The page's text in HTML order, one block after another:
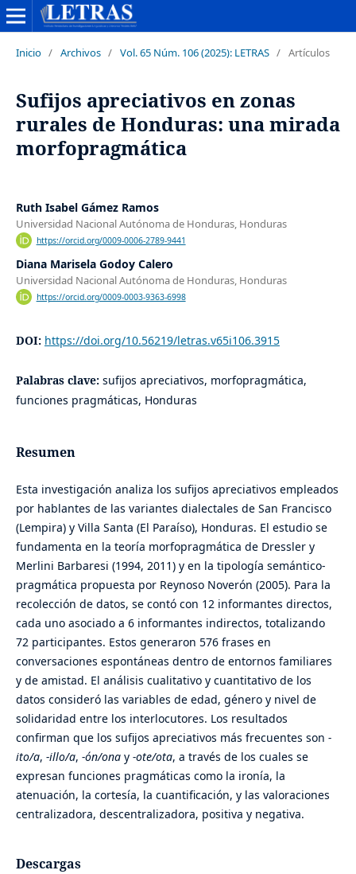
Inicio / Archivos / Vol. 65 Núm. 106 (2025): LETRAS / Artículos
Sufijos apreciativos en zonas
rurales de Honduras: una mirada
morfopragmática
Ruth Isabel Gámez Ramos
Universidad Nacional Autónoma de Honduras, Honduras
https://orcid.org/0009-0006-2789-9441
Diana Marisela Godoy Calero
Universidad Nacional Autónoma de Honduras, Honduras
https://orcid.org/0009-0003-9363-6998
DOI: https://doi.org/10.56219/letras.v65i106.3915
Palabras clave: sufijos apreciativos, morfopragmática,
funciones pragmáticas, Honduras
Resumen
Esta investigación analiza los sufijos apreciativos empleados
por hablantes de las variantes dialectales de San Francisco
(Lempira) y Villa Santa (El Paraíso), Honduras. El estudio se
fundamenta en la teoría morfopragmática de Dressler y
Merlini Barbaresi (1994, 2011) y en la tipología semántico-
pragmática propuesta por Reynoso Noverón (2005). Para la
recolección de datos, se contó con 12 informantes directos,
cada uno asociado a 6 informantes indirectos, totalizando
72 participantes. Estos generaron 576 frases en
conversaciones espontáneas dentro de entornos familiares
y de amistad. El análisis cualitativo y cuantitativo de los
datos consideró las variables de edad, género y nivel de
solidaridad entre los interlocutores. Los resultados
confirman que los sufijos apreciativos más frecuentes son -
ito/a, -illo/a, -ón/onay -ote/ota, a través de los cuales se
expresan funciones pragmáticas como la ironía, la
atenuación, la cortesía, la cuantificación, y las valoraciones
centralizadora, descentralizadora, positiva y negativa.
Descargas